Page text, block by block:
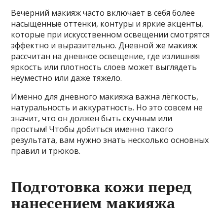
Вечерний макияж часто включает в себя более
насыщенные оттенки, контуры и яркие акценты,
которые при искусственном освещении смотрятся
эффектно и выразительно. Дневной же макияж
рассчитан на дневное освещение, где излишняя
яркость или плотность слоев может выглядеть
неуместно или даже тяжело.
Именно для дневного макияжа важна лёгкость,
натуральность и аккуратность. Но это совсем не
значит, что он должен быть скучным или
простым! Чтобы добиться именно такого
результата, вам нужно знать несколько основных
правил и трюков.
Подготовка кожи перед
нанесением макияжа